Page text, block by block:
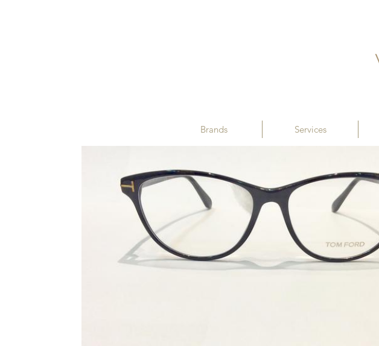
Brands Services